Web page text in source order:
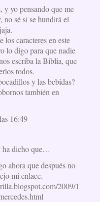
y yo pensando que me
no sé si se hundirá el
los caracteres en este
lo digo para que nadie
escriba la Biblia, que
todos.
y las bebidas?
también en
16:49
ha dicho que…
ahora que después no
mi enlace.
2009/1